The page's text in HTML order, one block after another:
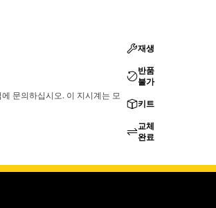
문의하십시오. 이 지시계는 모
재생
반품
불가
키트
교체
완료